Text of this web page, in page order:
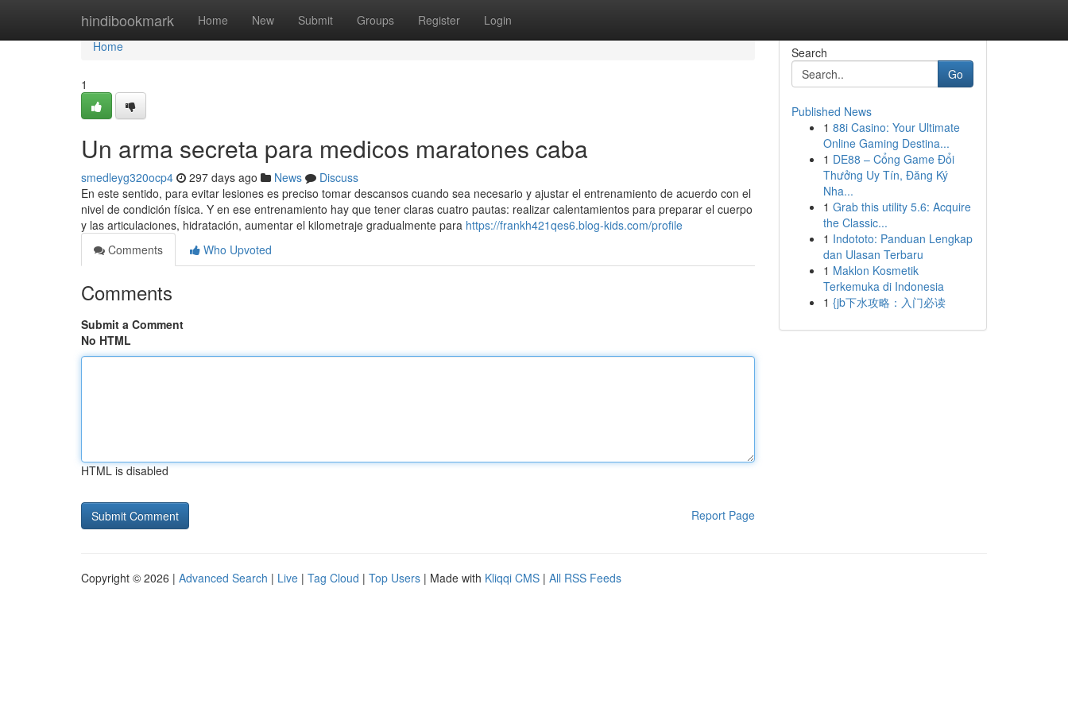
hindibookmark Home New Submit Groups Register Login
Home
Home
1
Un arma secreta para medicos maratones caba
smedleyg320ocp4 297 days ago News
Discuss
En este sentido, para evitar lesiones es preciso tomar descansos cuando sea necesario y ajustar el entrenamiento de acuerdo con el
nivel de condición física. Y en ese entrenamiento hay que tener claras cuatro pautas: realizar calentamientos para preparar el cuerpo
y las articulaciones, hidratación, aumentar el kilometraje gradualmente para https://frankh421qes6.blog-kids.com/profile
Comments
Who Upvoted
Comments
Submit a Comment
No HTML
HTML is disabled
Report Page
Search
Go
Published News
1 88i Casino: Your Ultimate
Online Gaming Destina...
1 DE88 – Cổng Game Đổi
Thưởng Uy Tín, Đăng Ký
Nha...
1 Grab this utility 5.6: Acquire
the Classic...
1 Indototo: Panduan Lengkap
dan Ulasan Terbaru
1 Maklon Kosmetik
Terkemuka di Indonesia
1 {jb下水攻略：入门必读
Copyright © 2026 | Advanced Search | Live | Tag Cloud | Top Users | Made with Kliqqi CMS | All RSS Feeds